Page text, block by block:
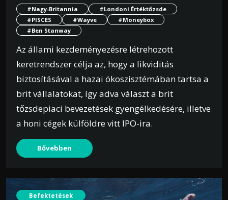
#Nagy-Britannia
#Londoni Értéktőzsde
#PISCES
#Wayve
#Moneybox
#Ben Stanway
Az állami kezdeményezésre létrehozott
keretrendszer célja az, hogy a likviditás
biztosításával a hazai ökoszisztémában tartsa a
brit vállalatokat, így adva választ a brit
tőzsdepiaci bevezetések gyengélkedésére, illetve
a honi cégek külföldre vitt IPO-ira.
Bővebben
Befektetések